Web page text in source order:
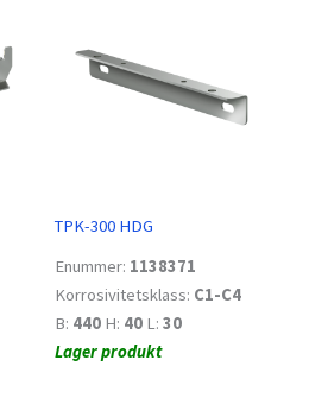
TPK-300 HDG
Enummer: 1138371
Korrosivitetsklass: C1-C4
B: 440 H: 40 L: 30
Lager produkt